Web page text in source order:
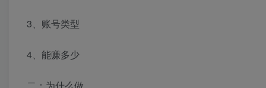
3、账号类型
4、能赚多少